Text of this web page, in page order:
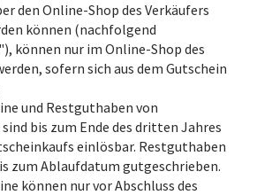
den Online-Shop des Verkäufers
können (nachfolgend
können nur im Online-Shop des
sofern sich aus dem Gutschein
und Restguthaben von
bis zum Ende des dritten Jahres
einlösbar. Restguthaben
zum Ablaufdatum gutgeschrieben.
können nur vor Abschluss des